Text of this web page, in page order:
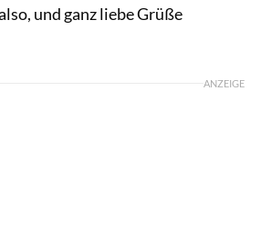
und ganz liebe Grüße
ANZEIGE